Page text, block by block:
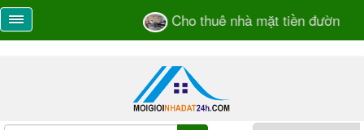
Cho thuê nhà mặt tiền đường